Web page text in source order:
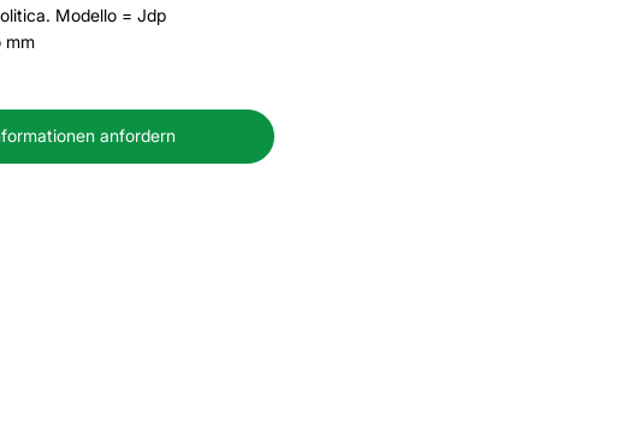
Modello = Jdp
mm
anfordern